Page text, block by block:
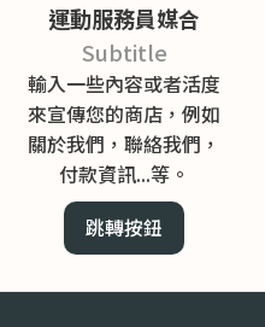
運動服務員媒合
Subtitle
輸入一些內容或者活度
來宣傳您的商店，例如
關於我們，聯絡我們，
付款資訊...等。
跳轉按鈕